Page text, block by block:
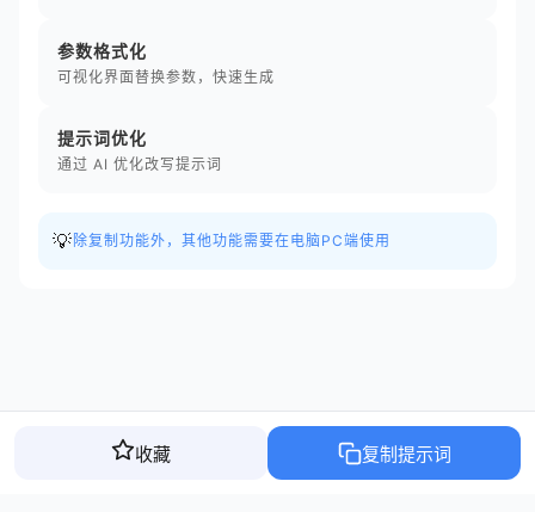
参数格式化
可视化界面替换参数，快速生成
提示词优化
通过 AI 优化改写提示词
💡 除复制功能外，其他功能需要在电脑PC端使用
收藏 复制提示词